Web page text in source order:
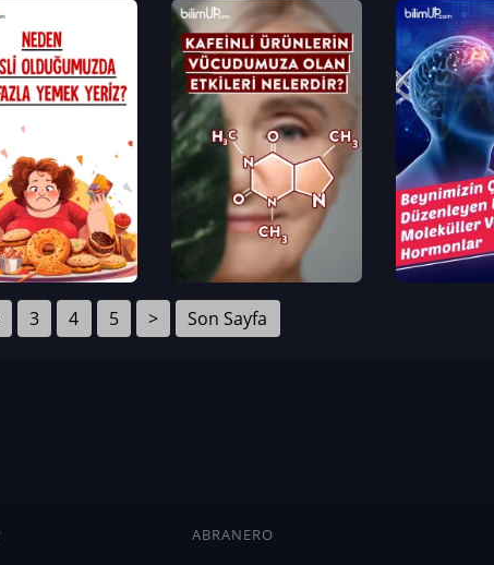
3 4 5 > Son Sayfa
ABRANERO